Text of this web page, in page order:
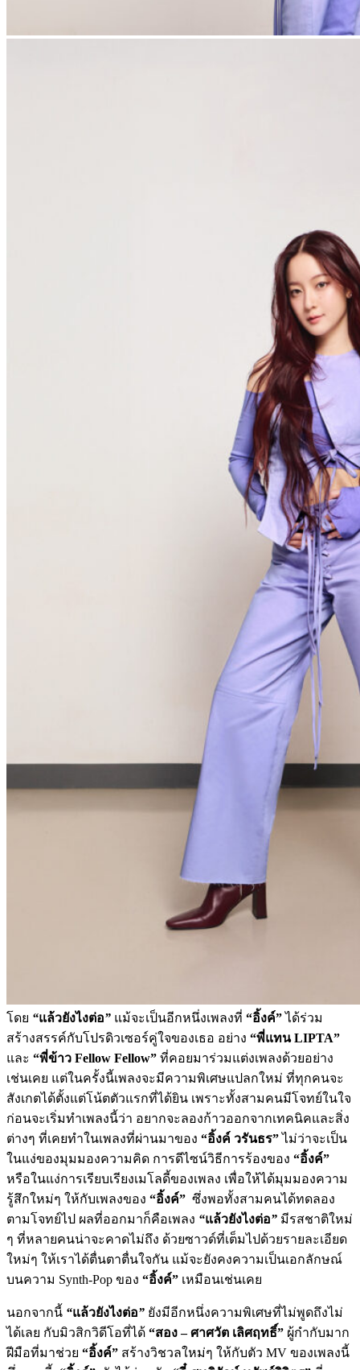
โดย “แล้วยังไงต่อ” แม้จะเป็นอีกหนึ่งเพลงที่ “อิ้งค์”ได้ร่วม
สร้างสรรค์กับโปรดิวเซอร์คู่ใจของเธอ อย่าง “พี่แทน LIPTA”
และ “พี่ข้าว Fellow Fellow” ที่คอยมาร่วมแต่งเพลงด้วยอย่าง
เช่นเคย แต่ในครั้งนี้เพลงจะมีความพิเศษแปลกใหม่ ที่ทุกคนจะ
สังเกตได้ตั้งแต่โน้ตตัวแรกที่ได้ยิน เพราะทั้งสามคนมีโจทย์ในใจ
ก่อนจะเริ่มทำเพลงนี้ว่า อยากจะลองก้าวออกจากเทคนิคและสิ่ง
ต่างๆ ที่เคยทำในเพลงที่ผ่านมาของ “อิ้งค์ วรันธร”ไม่ว่าจะเป็น
ในแง่ของมุมมองความคิด การดีไซน์วิธีการร้องของ “อิ้งค์”
หรือในแง่การเรียบเรียงเมโลดี้ของเพลง เพื่อให้ได้มุมมองความ
รู้สึกใหม่ๆ ให้กับเพลงของ “อิ้งค์” ซึ่งพอทั้งสามคนได้ทดลอง
ตามโจทย์ไป ผลที่ออกมาก็คือเพลง “แล้วยังไงต่อ” มีรสชาติใหม่
ๆ ที่หลายคนน่าจะคาดไม่ถึง ด้วยซาวด์ที่เต็มไปด้วยรายละเอียด
ใหม่ๆ ให้เราได้ตื่นตาตื่นใจกัน แม้จะยังคงความเป็นเอกลักษณ์
บนความ Synth-Pop ของ “อิ้งค์” เหมือนเช่นเคย
นอกจากนี้ “แล้วยังไงต่อ” ยังมีอีกหนึ่งความพิเศษที่ไม่พูดถึงไม่
ได้เลย กับมิวสิกวิดีโอที่ได้ “สอง – ศาศวัต เลิศฤทธิ์” ผู้กำกับมาก
ฝีมือที่มาช่วย “อิ้งค์” สร้างวิชวลใหม่ๆ ให้กับตัว MV ของเพลงนี้